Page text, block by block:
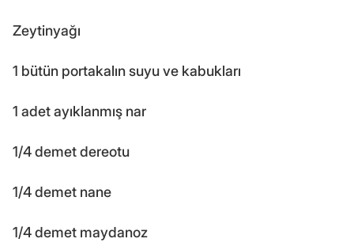
Zeytinyağı
1 bütün portakalın suyu ve kabukları
1 adet ayıklanmış nar
1/4 demet dereotu
1/4 demet nane
1/4 demet maydanoz